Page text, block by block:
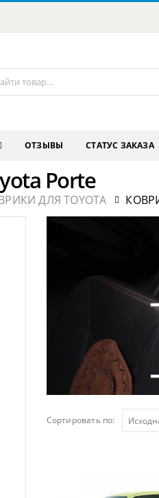
ОТЗЫВЫ СТАТУС ЗАКАЗА
Porte
ДЛЯ TOYOTA
Сортировать по: